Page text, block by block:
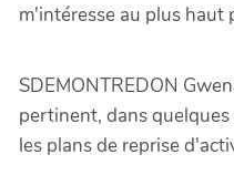
m'intéresse au plus haut
SDEMONTREDON
pertinent, dans
les plans de reprise